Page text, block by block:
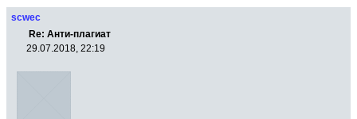
scwec
Re: Анти-плагиат
29.07.2018, 22:19